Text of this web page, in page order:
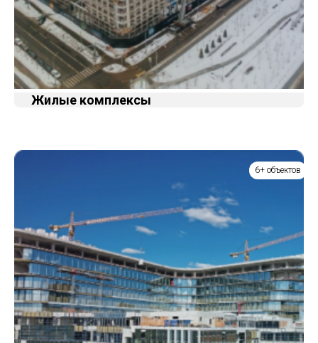
Жилые комплексы
6+ объектов